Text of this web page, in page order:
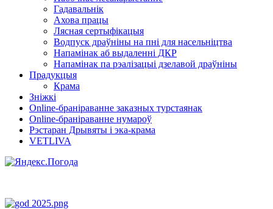
Гадавальнік
Ахова працы
Лясная сертыфікацыя
Водпуск драўніны на пні для насельніцтва
Напамінак аб выдаленні ДКР
Напамінак па рэалізацыі дзелавой драўніны
Прадукцыя
Крама
Зніжкі
Оnline-бранiраванне заказных турстаянак
Оnline-бранiраванне нумароў
Рэстаран Дрывяты і эка-крама
VETLIVA